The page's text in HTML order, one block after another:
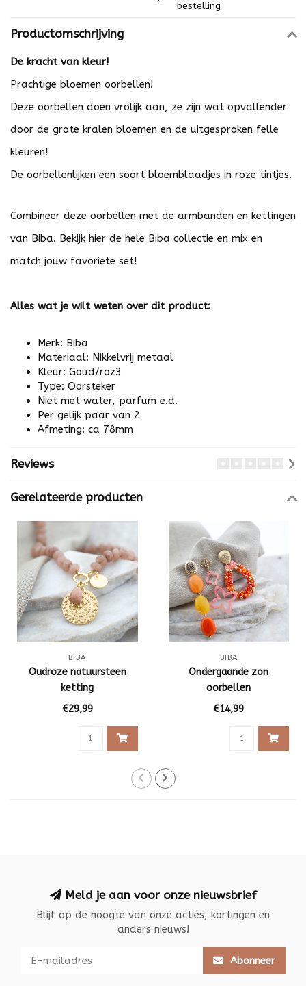
bestelling
Productomschrijving
De kracht van kleur!
Prachtige bloemen oorbellen!
Deze oorbellen doen vrolijk aan, ze zijn wat opvallender
door de grote kralen bloemen en de uitgesproken felle
kleuren!
De oorbellenlijken een soort bloemblaadjes in roze tintjes.
Combineer deze oorbellen met de armbanden en kettingen
van Biba. Bekijk hier de hele Biba collectie en mix en
match jouw favoriete set!
Alles wat je wilt weten over dit product:
Merk: Biba
Materiaal: Nikkelvrij metaal
Kleur: Goud/roz3
Type: Oorsteker
Niet met water, parfum e.d.
Per gelijk paar van 2
Afmeting: ca 78mm
Reviews
Gerelateerde producten
BIBA
Oudroze natuursteen
ketting
€29,99
BIBA
Ondergaande zon
oorbellen
€14,99
Meld je aan voor onze nieuwsbrief
Blijf op de hoogte van onze acties, kortingen en
anders nieuws!
Abonneer